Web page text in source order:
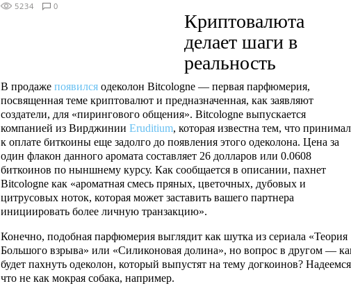
5234 0
Криптовалюта
делает шаги в
реальность
В продаже появился одеколон Bitcologne — первая парфюмерия,
посвященная теме криптовалют и предназначенная, как заявляют
создатели, для «пирингового общения». Bitcologne выпускается
компанией из Вирджинии Eruditium, которая известна тем, что
к оплате биткоины еще задолго до появления этого одеколона. Цена за
один флакон данного аромата составляет 26 долларов или 0.0608
биткоинов по ныншнему курсу. Как сообщается в описании, пахнет
Bitcologne как «ароматная смесь пряных, цветочных, дубовых и
цитрусовых ноток, которая может заставить вашего партнера
инициировать более личную транзакцию».
Конечно, подобная парфюмерия выглядит как шутка из сериала «Теория
Большого взрыва» или «Силиконовая долина», но вопрос в другом —
будет пахнуть одеколон, который выпустят на тему догкоинов?
что не как мокрая собака, например.